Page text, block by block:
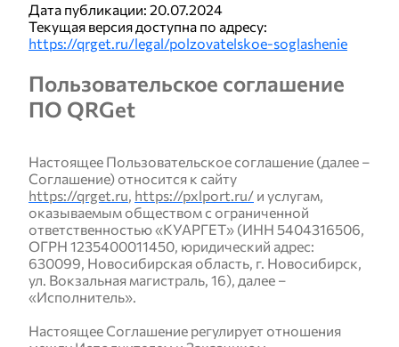
ВСК
ЭНЕРГОГАРАНТ
РБ Страхование Жизни
Абсолют Страхование
Дата публикации: 20.07.2024
Текущая версия доступна по адресу:
https://qrget.ru/legal/polzovatelskoe-soglashenie
Пользовательское соглашение
ПО QRGet
Настоящее Пользовательское соглашение (далее –
Соглашение) относится к сайту
https://qrget.ru, https://pxlport.ru/ и услугам,
оказываемым обществом с ограниченной
ответственностью «КУАРГЕТ» (ИНН 5404316506,
ОГРН 1235400011450, юридический адрес:
630099, Новосибирская область, г. Новосибирск,
ул. Вокзальная магистраль, 16), далее –
«Исполнитель».
Настоящее Соглашение регулирует отношения